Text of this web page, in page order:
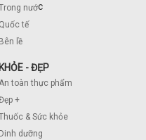
nước
Quốc tế
Bên lề
KHỎE - ĐẸP
toàn thực phẩm
+
& Sức khỏe
Dinh dưỡng